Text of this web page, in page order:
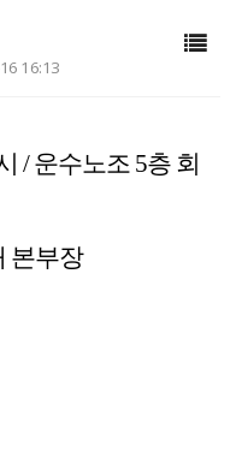
16:13
/ 운수노조 5층 회
본부장